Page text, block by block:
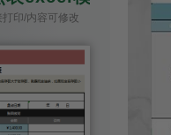
印/内容可修改